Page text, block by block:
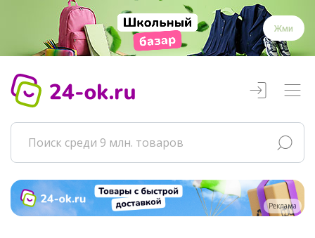
Жми
Реклама